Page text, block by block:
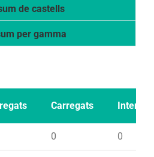
de castells
per gamma
Carregats Intents
0 0